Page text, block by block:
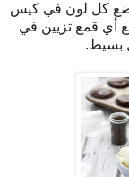
نضع كل لون في كيس
أي قمع تزيين في
بسيط.